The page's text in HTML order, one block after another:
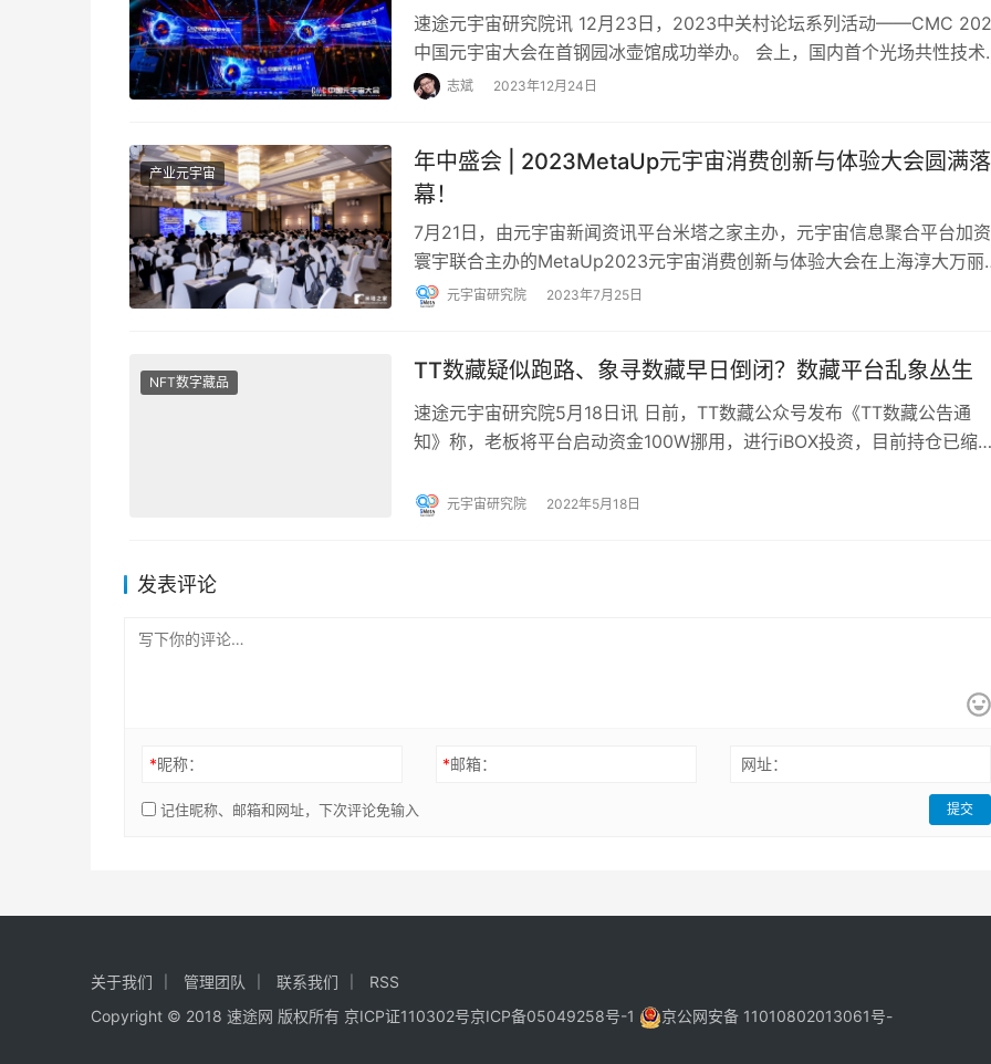
速途元宇宙研究院讯 12月23日，2023中关村论坛系列活动——CMC
中国元宇宙大会在首钢园冰壶馆成功举办。 会上，国内首个光场共性技术
台示范基地——MAC元宇宙演艺制…
志斌 2023年12月24日
产业元宇宙
年中盛会 | 2023MetaUp元宇宙消费创新与体验大会圆满落
幕！
7月21日，由元宇宙新闻资讯平台米塔之家主办，元宇宙信息聚合平台加资
寰宇联合主办的MetaUp2023元宇宙消费创新与体验大会在上海淳大万丽
店圆满落幕！ 本次峰会以“消费，从体验…
元宇宙研究院 2023年7月25日
NFT数字藏品 TT数藏疑似跑路、象寻数藏早日倒闭？数藏平台乱象丛生
速途元宇宙研究院5月18日讯 日前，TT数藏公众号发布《TT数藏公告通
知》称，老板将平台启动资金100W挪用，进行iBOX投资，目前持仓已缩
元宇宙研究院 2022年5月18日
发表评论
*昵称： *邮箱： 网址：
记住昵称、邮箱和网址，下次评论免输入 提交
关于我们 管理团队 联系我们
RSS
Copyright © 2018 速途网 版权所有 京ICP证110302号京ICP备05049258号-1 京公网安备 11010802013061号-